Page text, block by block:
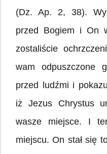
(Dz. Ap. 2, 38).
przed Bogiem i On
zostaliście
wam odpuszczone
przed ludźmi i
iż Jezus Chrystus
wasze miejsce. I
miejscu. On stał się